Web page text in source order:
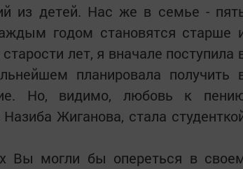
из детей. Нас же в семье -
годом становятся старше
лет, я вначале поступила
планировала получить
Но, видимо, любовь к
Жиганова, стала
Вы могли бы опереться в